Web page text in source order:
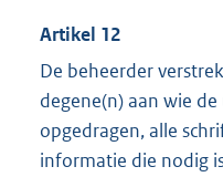
Artikel 12
De beheerder
degene(n) aan wie
opgedragen, alle
informatie die nodig